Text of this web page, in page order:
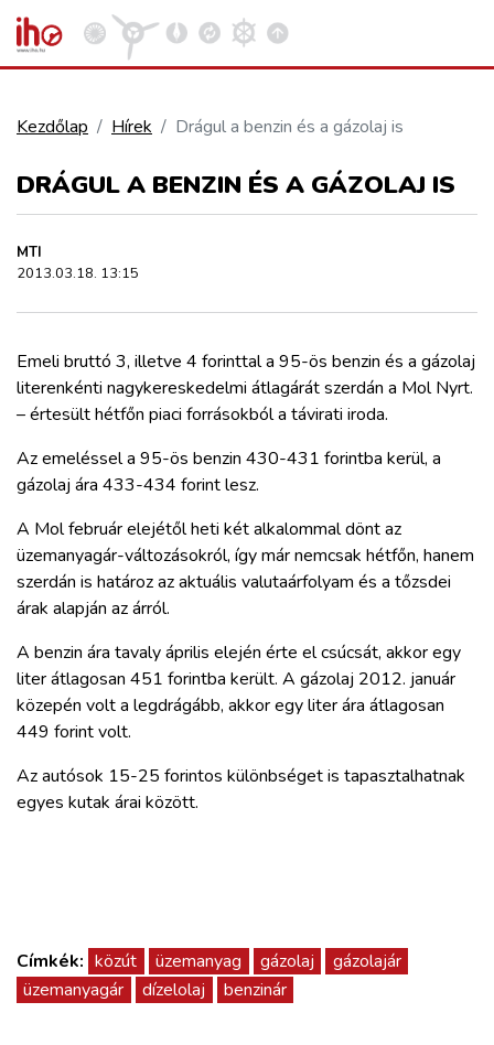
VASÚT
KÖZLEKEDÉSFEJLESZTÉS
ZÖLDÚT
HAJÓZÁS
ARCHÍVUM
WEBSHOP
Kezdőlap Hírek Drágul a benzin és a gázolaj is
DRÁGUL A BENZIN ÉS A GÁZOLAJ IS
MTI
2013.03.18. 13:15
Emeli bruttó 3, illetve 4 forinttal a 95-ös benzin és a gázolaj
literenkénti nagykereskedelmi átlagárát szerdán a Mol Nyrt.
– értesült hétfőn piaci forrásokból a távirati iroda.
Az emeléssel a 95-ös benzin 430-431 forintba kerül, a
gázolaj ára 433-434 forint lesz.
A Mol február elejétől heti két alkalommal dönt az
üzemanyagár-változásokról, így már nemcsak hétfőn, hanem
szerdán is határoz az aktuális valutaárfolyam és a tőzsdei
árak alapján az árról.
A benzin ára tavaly április elején érte el csúcsát, akkor egy
liter átlagosan 451 forintba került. A gázolaj 2012. január
közepén volt a legdrágább, akkor egy liter ára átlagosan
449 forint volt.
Az autósok 15-25 forintos különbséget is tapasztalhatnak
egyes kutak árai között.
Címkék: közút üzemanyag gázolaj
gázolajár
üzemanyagár
dízelolaj benzinár